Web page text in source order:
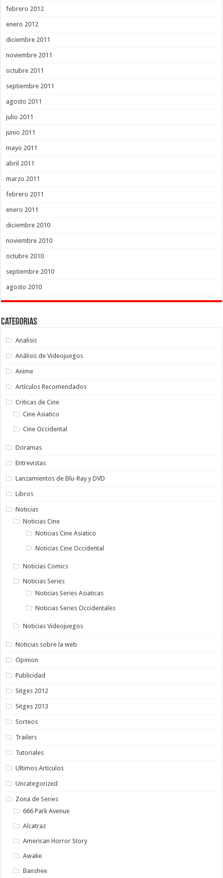
febrero 2012
enero 2012
diciembre 2011
noviembre 2011
octubre 2011
septiembre 2011
agosto 2011
julio 2011
junio 2011
mayo 2011
abril 2011
marzo 2011
febrero 2011
enero 2011
diciembre 2010
noviembre 2010
octubre 2010
septiembre 2010
agosto 2010
Categorias
Analisis
Análisis de Videojuegos
Anime
Artículos Recomendados
Criticas de Cine
Cine Asiatico
Cine Occidental
Doramas
Entrevistas
Lanzamientos de Blu-Ray y DVD
Libros
Noticias
Noticias Cine
Noticias Cine Asiatico
Noticias Cine Occidental
Noticias Comics
Noticias Series
Noticias Series Asiaticas
Noticias Series Occidentales
Noticias Videojuegos
Noticias sobre la web
Opinion
Publicidad
Sitges 2012
Sitges 2013
Sorteos
Trailers
Tutoriales
Ultimos Articulos
Uncategorized
Zona de Series
666 Park Avenue
Alcatraz
American Horror Story
Awake
Banshee